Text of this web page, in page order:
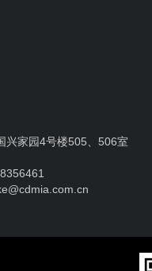
兴家园4号楼505、506室